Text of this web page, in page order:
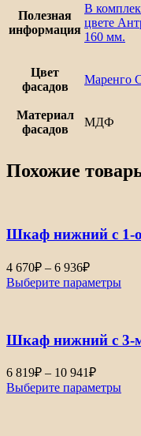
Полезная
информация
В
цвете
160 мм.
Цвет
фасадов
Маренго
Материал
фасадов
МДФ
Похожие
Шкаф нижний с 1-
4 670₽ – 6 936₽Диапазон
цен:
4
6
Выберите параметры
Шкаф нижний с 3-
6 819₽ – 10 941₽Диапазон
цен:
6
Выберите параметры